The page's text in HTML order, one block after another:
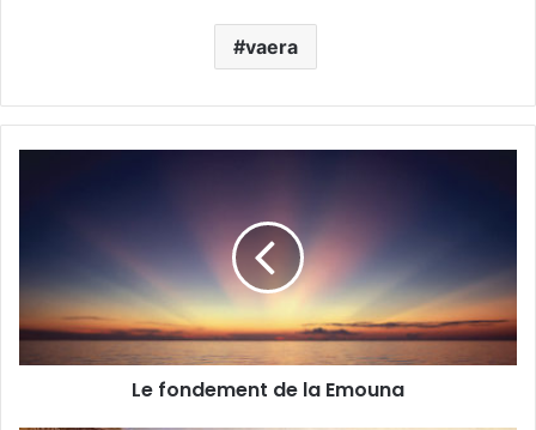
vaera
Le fondement de la Emouna